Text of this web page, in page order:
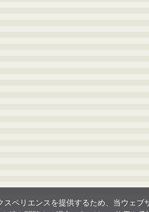
スペリエンスを提供するため、当ウェ